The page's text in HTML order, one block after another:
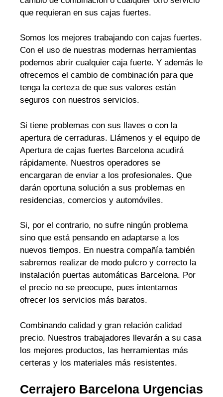
que requieran en sus cajas fuertes.
Somos los mejores trabajando con cajas fuertes.
Con el uso de nuestras modernas herramientas
podemos abrir cualquier caja fuerte. Y además le
ofrecemos el cambio de combinación para que
tenga la certeza de que sus valores están
seguros con nuestros servicios.
Si tiene problemas con sus llaves o con la
apertura de cerraduras. Llámenos y el equipo de
Apertura de cajas fuertes Barcelona acudirá
rápidamente. Nuestros operadores se
encargaran de enviar a los profesionales. Que
darán oportuna solución a sus problemas en
residencias, comercios y automóviles.
Si, por el contrario, no sufre ningún problema
sino que está pensando en adaptarse a los
nuevos tiempos. En nuestra compañía también
sabremos realizar de modo pulcro y correcto la
instalación puertas automáticas Barcelona. Por
el precio no se preocupe, pues intentamos
ofrecer los servicios más baratos.
Combinando calidad y gran relación calidad
precio. Nuestros trabajadores llevarán a su casa
los mejores productos, las herramientas más
certeras y los materiales más resistentes.
Cerrajero Barcelona Urgencias